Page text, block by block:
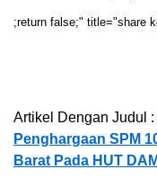
;return false;" title="share
Artikel Dengan Judul :
Penghargaan SPM
Barat Pada HUT